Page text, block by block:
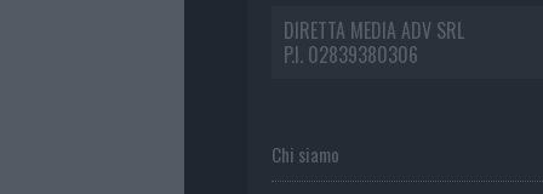
DIRETTA MEDIA ADV SRL
P.I. 02839380306
Chi siamo